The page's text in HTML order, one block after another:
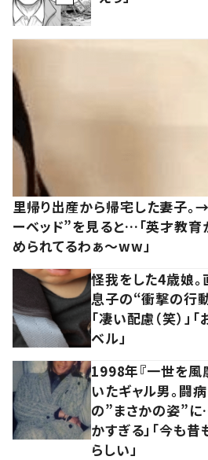
里帰り出産から帰宅した妻子
ーベッド”を見ると…「英才教育
められてるわぁ～ww」
怪我をした4歳娘
息子の“衝撃の行
「凄い配慮（笑）」
ベル」
1998年『一世を風
いたギャル男。闘
の”まさかの姿”に…
かすぎる」「今も昔
らしい」